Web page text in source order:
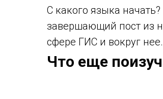
С какого языка
завершающий пост из
сфере ГИС и вокруг нее.
Что еще